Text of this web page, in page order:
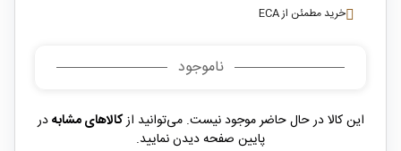
خرید مطمئن از ECA
ناموجود
این کالا در حال حاضر موجود نیست. می‌توانید ازکالاهای مشابهدر
پایین صفحه دیدن نمایید.